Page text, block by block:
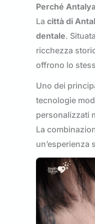
Perché
La città di
dentale.
ricchezza
offrono lo
Uno dei
tecnologie
personalizzati
La
un’esperienza